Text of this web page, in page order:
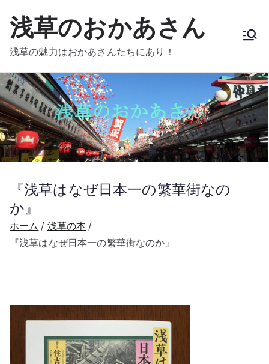
キ
ッ
プ
浅草のおかあさん
浅草の魅力はおかあさんたちにあり！
『浅草はなぜ日本一の繁華街なの
か』
ホーム
浅草の本
『浅草はなぜ日本一の繁華街なのか』